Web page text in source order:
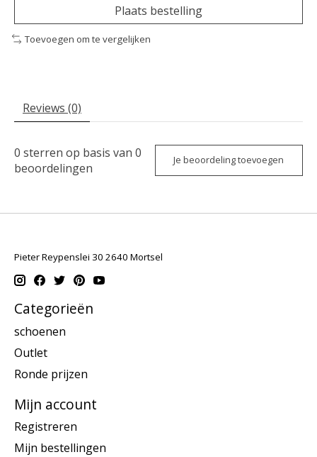
Plaats bestelling
Toevoegen om te vergelijken
Reviews (0)
0 sterren op basis van 0
beoordelingen
Je beoordeling toevoegen
Pieter Reypenslei 30 2640 Mortsel
Categorieën
schoenen
Outlet
Ronde prijzen
Mijn account
Registreren
Mijn bestellingen